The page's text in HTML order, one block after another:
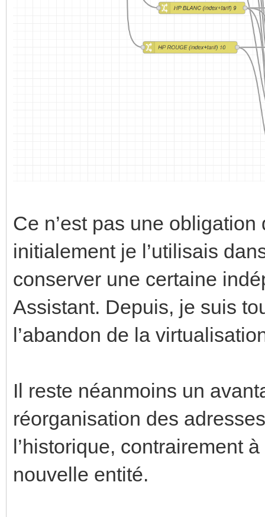
Ce n’est pas une
initialement je l’utilisais
conserver une certaine
Assistant. Depuis, je suis
l’abandon de la
Il reste néanmoins un
réorganisation des
l’historique, contrairement
nouvelle entité.